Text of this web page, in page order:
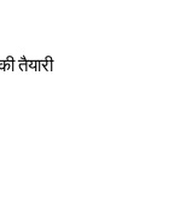
तैयारी